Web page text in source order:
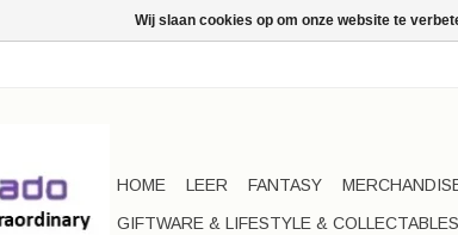
HOME LEER FANTASY
GIFTWARE & LIFESTYLE & COLLECTABLES
Wij slaan cookies op om onze website te